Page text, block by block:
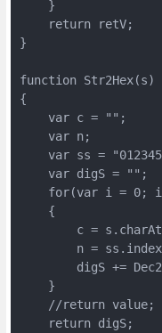
    }
    return retV;
}
function Str2Hex(s)
{
    var c = "";
    var n;
var ss =
    var digS = "";
for(var i = 0;
    {
c =
n =
digS +=
    }
    //return value;
    return digS;